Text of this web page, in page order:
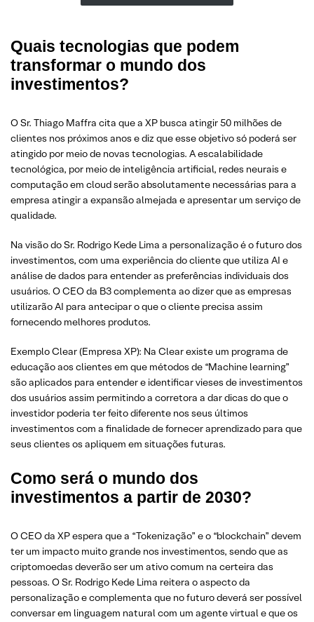
Quais tecnologias que podem
transformar o mundo dos
investimentos?
O Sr. Thiago Maffra cita que a XP busca atingir 50 milhões de
clientes nos próximos anos e diz que esse objetivo só poderá ser
atingido por meio de novas tecnologias. A escalabilidade
tecnológica, por meio de inteligência artificial, redes neurais e
computação em cloud serão absolutamente necessárias para a
empresa atingir a expansão almejada e apresentar um serviço de
qualidade.
Na visão do Sr. Rodrigo Kede Lima a personalização é o futuro dos
investimentos, com uma experiência do cliente que utiliza AI e
análise de dados para entender as preferências individuais dos
usuários. O CEO da B3 complementa ao dizer que as empresas
utilizarão AI para antecipar o que o cliente precisa assim
fornecendo melhores produtos.
Exemplo Clear (Empresa XP): Na Clear existe um programa de
educação aos clientes em que métodos de “Machine learning”
são aplicados para entender e identificar vieses de investimentos
dos usuários assim permitindo a corretora a dar dicas do que o
investidor poderia ter feito diferente nos seus últimos
investimentos com a finalidade de fornecer aprendizado para que
seus clientes os apliquem em situações futuras.
Como será o mundo dos
investimentos a partir de 2030?
O CEO da XP espera que a “Tokenização” e o “blockchain” devem
ter um impacto muito grande nos investimentos, sendo que as
criptomoedas deverão ser um ativo comum na certeira das
pessoas. O Sr. Rodrigo Kede Lima reitera o aspecto da
personalização e complementa que no futuro deverá ser possível
conversar em linguagem natural com um agente virtual e que os